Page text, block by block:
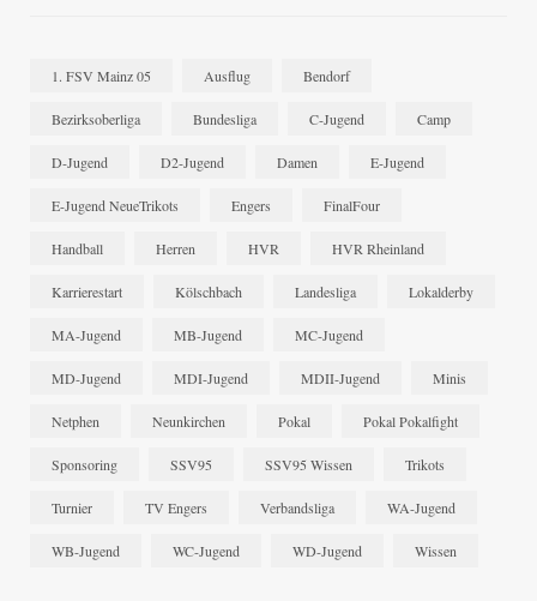
1. FSV Mainz 05 Ausflug Bendorf
Bezirksoberliga Bundesliga C-Jugend Camp
D-Jugend D2-Jugend Damen E-Jugend
E-Jugend NeueTrikots Engers FinalFour
Handball Herren HVR HVR Rheinland
Karrierestart Kölschbach Landesliga Lokalderby
MA-Jugend MB-Jugend MC-Jugend
MD-Jugend MDI-Jugend MDII-Jugend Minis
Netphen Neunkirchen Pokal Pokal Pokalfight
Sponsoring SSV95 SSV95 Wissen Trikots
Turnier TV Engers Verbandsliga WA-Jugend
WB-Jugend WC-Jugend WD-Jugend Wissen